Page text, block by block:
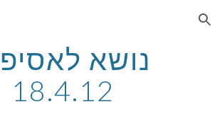
Skip to navigation
18.4.12